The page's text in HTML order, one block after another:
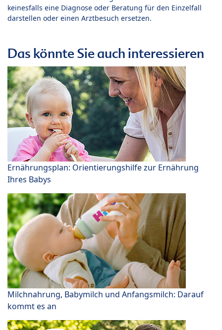
keinesfalls eine Diagnose oder Beratung für den Einzelfall
darstellen oder einen Arztbesuch ersetzen.
Das könnte Sie auch interessieren
Ernährungsplan: Orientierungshilfe zur Ernährung
Ihres Babys
Milchnahrung, Babymilch und Anfangsmilch: Darauf
kommt es an